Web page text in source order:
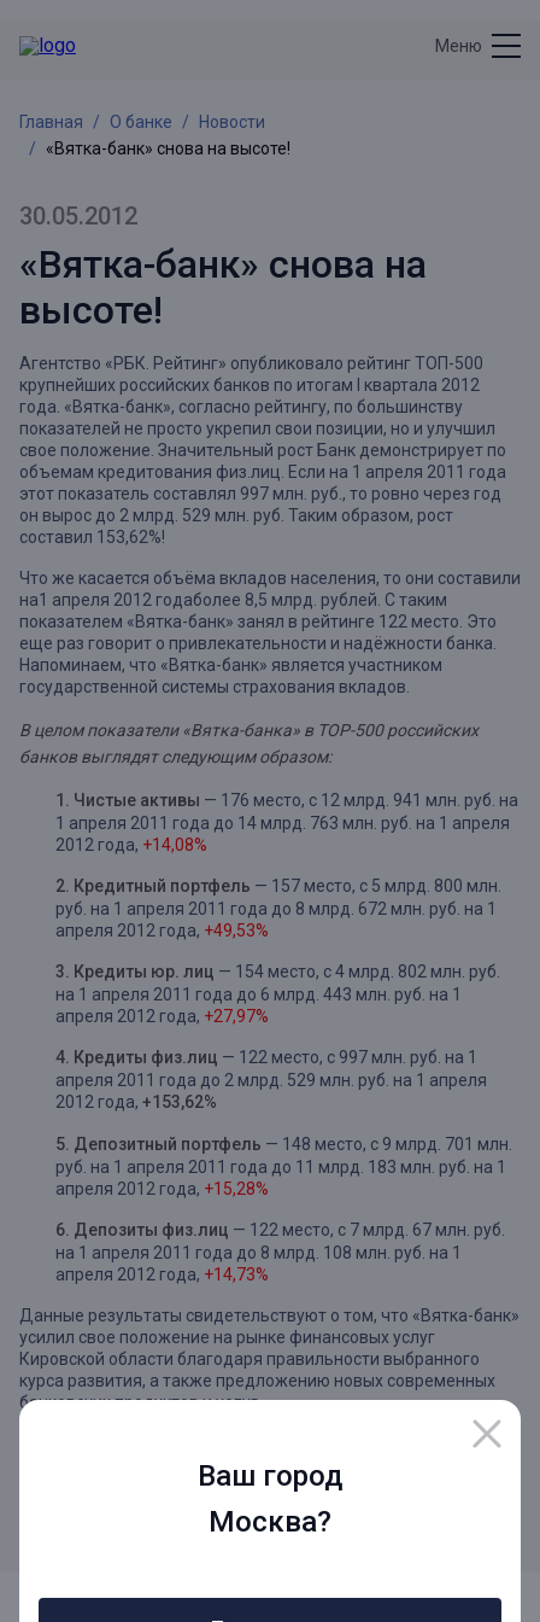
Ваш город
Москва?
Меню
Главная О банке
Новости
«Вятка-банк» снова на высоте!
30.05.2012
«Вятка-банк» снова на
высоте!
Агентство «РБК. Рейтинг» опубликовало рейтинг ТОП-500
крупнейших российских банков по итогам I квартала 2012
года. «Вятка-банк», согласно рейтингу, по большинству
показателей не просто укрепил свои позиции, но и улучшил
свое положение. Значительный рост Банк демонстрирует по
объемам кредитования физ.лиц. Если на 1 апреля 2011 года
этот показатель составлял 997 млн. руб., то ровно через год
он вырос до 2 млрд. 529 млн. руб. Таким образом, рост
составил 153,62%!
Что же касается объёма вкладов населения, то они составили
на1 апреля 2012 годаболее 8,5 млрд. рублей. С таким
показателем «Вятка-банк» занял в рейтинге 122 место. Это
еще раз говорит о привлекательности и надёжности банка.
Напоминаем, что «Вятка-банк» является участником
государственной системы страхования вкладов.
В целом показатели «Вятка-банка» в ТОР-500 российских
банков выглядят следующим образом:
1. Чистые активы — 176 место, с 12 млрд. 941 млн. руб. на
1 апреля 2011 года до 14 млрд. 763 млн. руб. на 1 апреля
2012 года, +14,08%
2. Кредитный портфель — 157 место, с 5 млрд. 800 млн.
руб. на 1 апреля 2011 года до 8 млрд. 672 млн. руб. на 1
апреля 2012 года, +49,53%
3. Кредиты юр. лиц — 154 место, с 4 млрд. 802 млн. руб.
на 1 апреля 2011 года до 6 млрд. 443 млн. руб. на 1
апреля 2012 года, +27,97%
4. Кредиты физ.лиц — 122 место, с 997 млн. руб. на 1
апреля 2011 года до 2 млрд. 529 млн. руб. на 1 апреля
2012 года, +153,62%
5. Депозитный портфель — 148 место, с 9 млрд. 701 млн.
руб. на 1 апреля 2011 года до 11 млрд. 183 млн. руб. на 1
апреля 2012 года, +15,28%
6. Депозиты физ.лиц — 122 место, с 7 млрд. 67 млн. руб.
на 1 апреля 2011 года до 8 млрд. 108 млн. руб. на 1
апреля 2012 года, +14,73%
Данные результаты свидетельствуют о том, что «Вятка-банк»
усилил свое положение на рынке финансовых услуг
Кировской области благодаря правильности выбранного
курса развития, а также предложению новых современных
банковских продуктов и услуг.
http://rating.rbc.ru/article.shtml?2012/05/25/33661904
АКБ «Вятка-банк» ОАО, Лиц. ЦБ РФ №902